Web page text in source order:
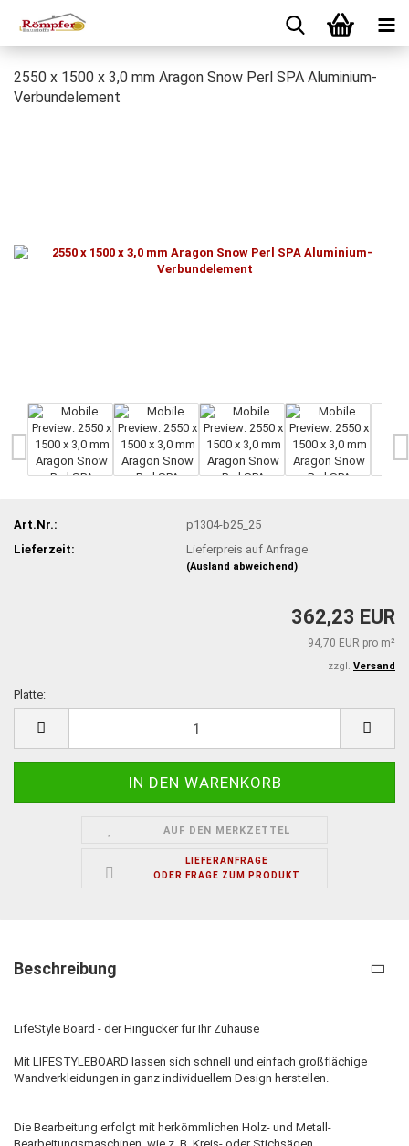
2550 x 1500 x 3,0 mm Aragon Snow Perl SPA Aluminium-
Verbundelement
Art.Nr.:
p1304-b25_25
Lieferzeit:
Lieferpreis auf Anfrage
(Ausland abweichend)
362,23 EUR
94,70 EUR pro m²
zzgl. Versand
Platte:
AUF DEN MERKZETTEL
LIEFERANFRAGE
ODER FRAGE ZUM PRODUKT
Beschreibung
LifeStyle Board - der Hingucker für Ihr Zuhause
Mit LIFESTYLEBOARD lassen sich schnell und einfach großflächige
Wandverkleidungen in ganz individuellem Design herstellen.
Die Bearbeitung erfolgt mit herkömmlichen Holz- und Metall-